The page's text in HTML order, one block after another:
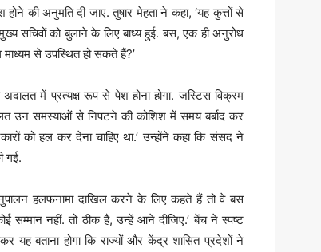
की अनुमति दी जाए. तुषार मेहता ने कहा, ‘यह कुत्तों से
सचिवों को बुलाने के लिए बाध्य हुई. बस, एक ही अनुरोध
से उपस्थित हो सकते हैं?’
में प्रत्यक्ष रूप से पेश होना होगा. जस्टिस विक्रम
उन समस्याओं से निपटने की कोशिश में समय बर्बाद कर
को हल कर देना चाहिए था.’ उन्होंने कहा कि संसद ने
गई.
हलफनामा दाखिल करने के लिए कहते हैं तो वे बस
नहीं. तो ठीक है, उन्हें आने दीजिए.’ बेंच ने स्पष्ट
यह बताना होगा कि राज्यों और केंद्र शासित प्रदेशों ने